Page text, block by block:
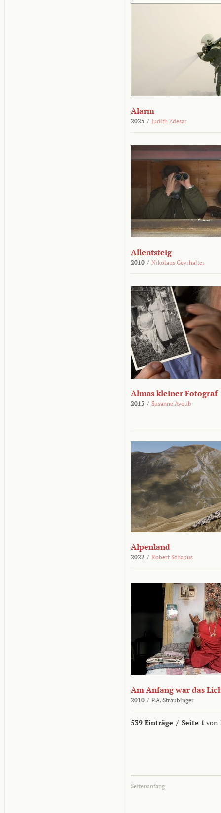
Alarm
2025 / Judith Zdesar
Allentsteig
2010 / Nikolaus Geyrhalter
Almas kleiner Fotograf
2015 / Susanne Ayoub
Alpenland
2022 / Robert Schabus
Am Anfang war das
2010 / P.A. Straubinger
539 Einträge / Seite 1 von
Seitenanfang